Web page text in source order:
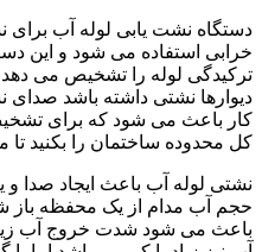
دستگاه نشت یابی لوله آب برای
خرابی استفاده می شود و این
ترکیدگی لوله را تشخیص می دهد
دیوارها نشتی داشته باشد
کار باعث می شود که برای
کل محدوده ساختمان را بکنید تا
نشتی لوله آب باعث ایجاد صدا و
حجم آب مدام از یک محفظه باز
باعث می شود شدت خروج آب